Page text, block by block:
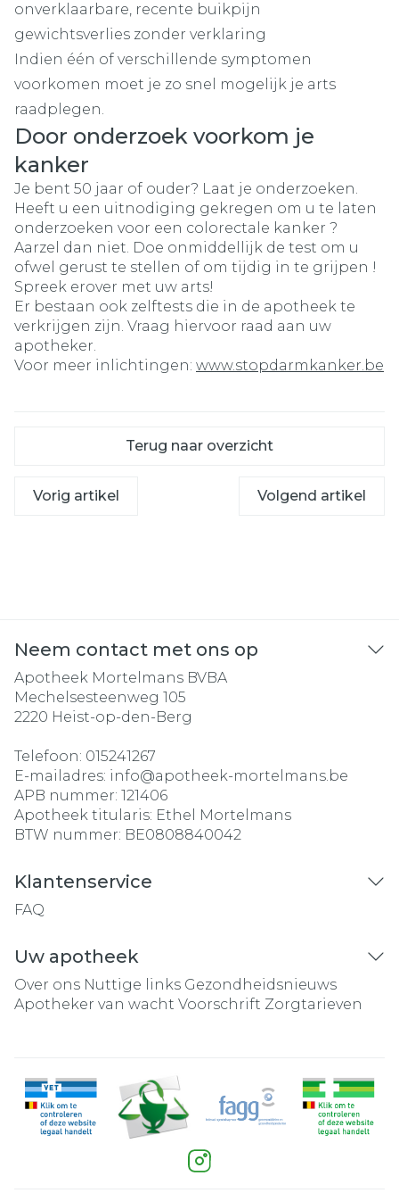
onverklaarbare, recente buikpijn
gewichtsverlies zonder verklaring
Indien één of verschillende symptomen
voorkomen moet je zo snel mogelijk je arts
raadplegen.
Door onderzoek voorkom je
kanker
Je bent 50 jaar of ouder? Laat je onderzoeken.
Heeft u een uitnodiging gekregen om u te laten
onderzoeken voor een colorectale kanker ?
Aarzel dan niet. Doe onmiddellijk de test om u
ofwel gerust te stellen of om tijdig in te grijpen !
Spreek erover met uw arts!
Er bestaan ook zelftests die in de apotheek te
verkrijgen zijn. Vraag hiervoor raad aan uw
apotheker.
Voor meer inlichtingen: www.stopdarmkanker.be
Terug naar overzicht
Vorig artikel Volgend artikel
Neem contact met ons op
Apotheek Mortelmans BVBA
Mechelsesteenweg 105
2220 Heist-op-den-Berg
Telefoon: 015241267
E-mailadres: info@apotheek-mortelmans.be
APB nummer: 121406
Apotheek titularis: Ethel Mortelmans
BTW nummer: BE0808840042
Klantenservice
FAQ
Uw apotheek
Over ons Nuttige links Gezondheidsnieuws
Apotheker van wacht Voorschrift Zorgtarieven